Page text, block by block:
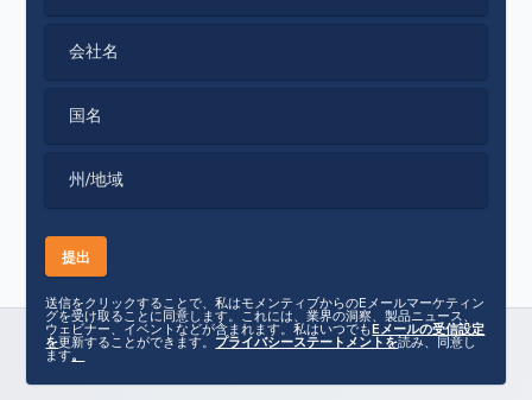
会社名
国名
州/地域
送信をクリックすることで、私はモメンティブからのEメールマーケティン
グを受け取ることに同意します。これには、業界の洞察、製品ニュース、
ウェビナー、イベントなどが含まれます。私はいつでもEメールの受信設定
を更新することができます。 プライバシーステートメントを読み、同意し
ます。